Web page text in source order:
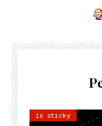
is sticky